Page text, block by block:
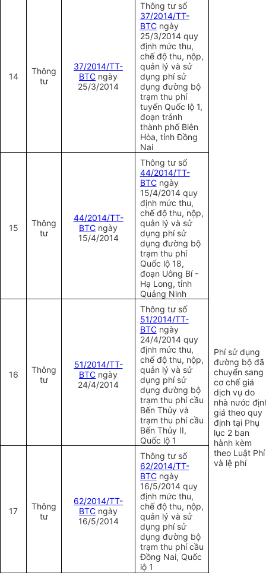
Phí sử dụng
đường bộ đã
chuyển sang
cơ chế giá
dịch vụ do
nhà nước
giá theo quy
định tại Phụ
lục 2 ban
hành kèm
theo Luật Phí
và lệ phí
14
Thông
tư
37/2014/TT-
BTC ngày
25/3/2014
Thông tư số
37/2014/TT-
BTCngày
25/3/2014 quy
định mức thu,
chế độ thu, nộp,
quản lý và sử
dụng phí sử
dụng đường bộ
trạm thu phí
tuyến Quốc lộ 1,
đoạn tránh
thành phố Biên
Hòa, tỉnh Đồng
Nai
15
Thông
tư
44/2014/TT-
BTC ngày
15/4/2014
Thông tư số
44/2014/TT-
BTCngày
15/4/2014 quy
định mức thu,
chế độ thu, nộp,
quản lý và sử
dụng phí sử
dụng đường bộ
trạm thu phí
Quốc lộ 18,
đoạn Uông Bí -
Hạ Long, tỉnh
Quảng Ninh
16
Thông
tư
51/2014/TT-
BTC ngày
24/4/2014
Thông tư số
51/2014/TT-
BTCngày
24/4/2014 quy
định mức thu,
chế độ thu, nộp,
quản lý và sử
dụng phí sử
dụng đường bộ
trạm thu phí cầu
Bến Thủy và
trạm thu phí cầu
Bến Thủy II,
Quốc lộ 1
17
Thông
tư
62/2014/TT-
BTC ngày
16/5/2014
Thông tư số
62/2014/TT-
BTCngày
16/5/2014 quy
định mức thu,
chế độ thu, nộp,
quản lý và sử
dụng phí sử
dụng đường bộ
trạm thu phí cầu
Đồng Nai, Quốc
lộ 1